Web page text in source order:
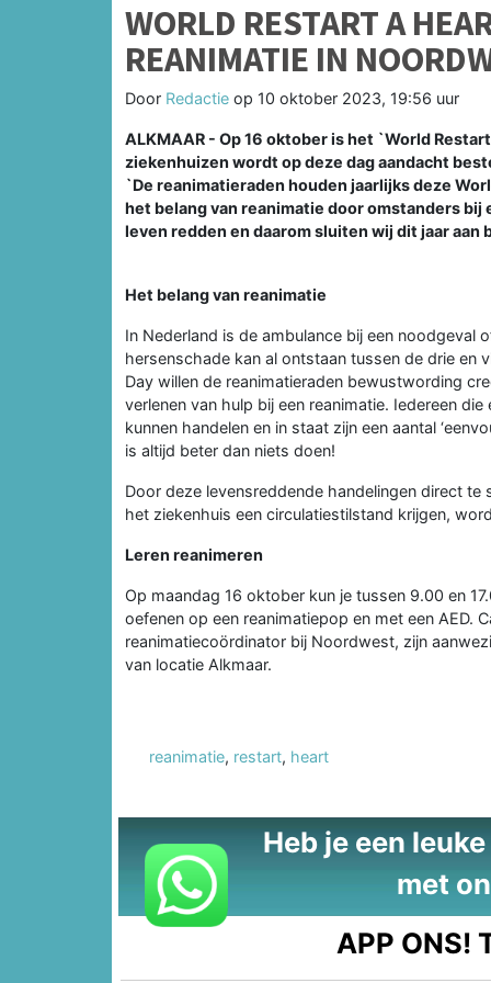
WORLD RESTART A
REANIMATIE IN
Door Redactie op 10 oktober 2023, 19:56 uur
ALKMAAR - Op 16 oktober is het `World
ziekenhuizen wordt op deze dag aandacht
`De reanimatieraden houden jaarlijks deze
het belang van reanimatie door omstanders
leven redden en daarom sluiten wij dit jaar
Het belang van reanimatie
In Nederland is de ambulance bij een noodgeval
hersenschade kan al ontstaan tussen de drie en
Day willen de reanimatieraden bewustwording
verlenen van hulp bij een reanimatie. Iedereen
kunnen handelen en in staat zijn een aantal
is altijd beter dan niets doen!
Door deze levensreddende handelingen direct
het ziekenhuis een circulatiestilstand krijgen,
Leren reanimeren
Op maandag 16 oktober kun je tussen 9.00 en
oefenen op een reanimatiepop en met een AED.
reanimatiecoördinator bij Noordwest, zijn
van locatie Alkmaar.
reanimatie, restart, heart
Heb je een
met
APP ONS!